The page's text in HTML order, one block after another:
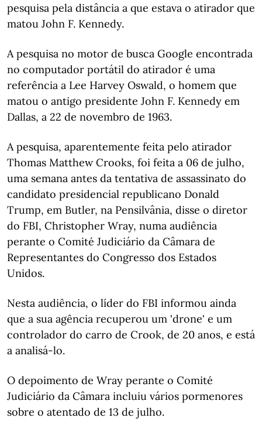
pesquisa pela distância a que estava o atirador que
matou John F. Kennedy.
A pesquisa no motor de busca Google encontrada
no computador portátil do atirador é uma
referência a Lee Harvey Oswald, o homem que
matou o antigo presidente John F. Kennedy em
Dallas, a 22 de novembro de 1963.
A pesquisa, aparentemente feita pelo atirador
Thomas Matthew Crooks, foi feita a 06 de julho,
uma semana antes da tentativa de assassinato do
candidato presidencial republicano Donald
Trump, em Butler, na Pensilvânia, disse o diretor
do FBI, Christopher Wray, numa audiência
perante o Comité Judiciário da Câmara de
Representantes do Congresso dos Estados
Unidos.
Nesta audiência, o líder do FBI informou ainda
que a sua agência recuperou um 'drone' e um
controlador do carro de Crook, de 20 anos, e está
a analisá-lo.
O depoimento de Wray perante o Comité
Judiciário da Câmara incluiu vários pormenores
sobre o atentado de 13 de julho.